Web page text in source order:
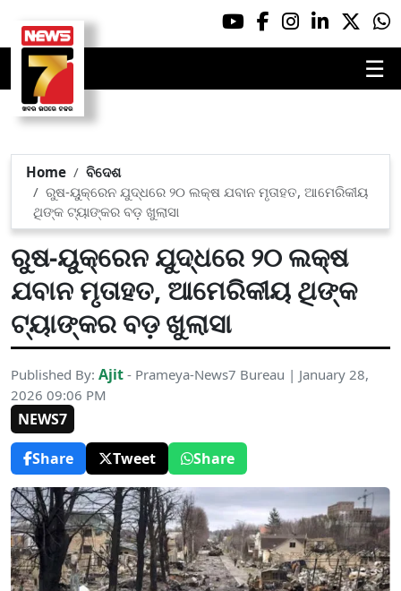
☰
Home
ବିଦେଶ
ରୁଷ-ୟୁକ୍ରେନ ଯୁଦ୍ଧରେ ୨୦ ଲକ୍ଷ ଯବାନ ମୃତାହତ, ଆମେରିକୀୟ
ଥିଙ୍କ ଟ୍ୟାଙ୍କର ବଡ଼ ଖୁଲାସା
ରୁଷ-ୟୁକ୍ରେନ ଯୁଦ୍ଧରେ ୨୦ ଲକ୍ଷ
ଯବାନ ମୃତାହତ, ଆମେରିକୀୟ ଥିଙ୍କ
ଟ୍ୟାଙ୍କର ବଡ଼ ଖୁଲାସା
Published By: Ajit - Prameya-News7 Bureau | January 28,
2026 09:06 PM
NEWS7
Share
Tweet Share